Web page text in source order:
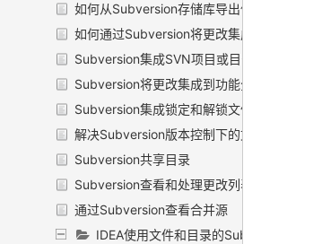
如何从Subversion存储库导出信息
如何通过Subversion将更改集成到分支
Subversion集成SVN项目或目录
Subversion将更改集成到功能分支
Subversion集成锁定和解锁文件和文件夹
解决Subversion版本控制下的文本冲突
Subversion共享目录
Subversion查看和处理更改列表
通过Subversion查看合并源
IDEA使用文件和目录的Subversion属性